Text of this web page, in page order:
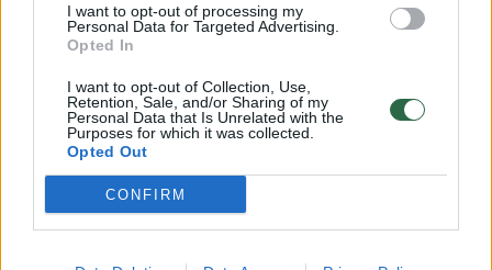
I want to opt-out of processing my
Personal Data for Targeted Advertising.
Opted In
I want to opt-out of Collection, Use,
Retention, Sale, and/or Sharing of my
Personal Data that Is Unrelated with the
Purposes for which it was collected.
Opted Out
CONFIRM
„Vienas iš senesnių maisto gaminimo būdų,
atrastas dar XVIII a. ir šiuolaikiškai
patobulintas, yra „lėto gaminimo“ (angl. „slow
cook“) technologija, kuri gali būti pritaikoma
ir namuose, tik tam reikėtų žinių, įgudimo ir
daug laiko“, – sakė profesionalios virtuvės
įrangos ekspertas, įmonės „System Venbo